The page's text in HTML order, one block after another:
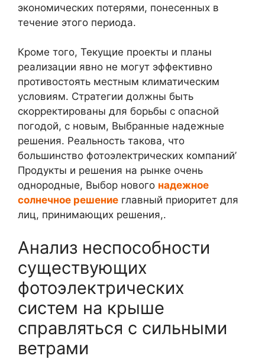
экономических потерями, понесенных в
течение этого периода.
Кроме того, Текущие проекты и планы
реализации явно не могут эффективно
противостоять местным климатическим
условиям. Стратегии должны быть
скорректированы для борьбы с опасной
погодой, с новым, Выбранные надежные
решения. Реальность такова, что
большинство фотоэлектрических компаний’
Продукты и решения на рынке очень
однородные, Выбор нового надежное
солнечное решение главный приоритет для
лиц, принимающих решения,.
Анализ неспособности
существующих
фотоэлектрических
систем на крыше
справляться с сильными
ветрами